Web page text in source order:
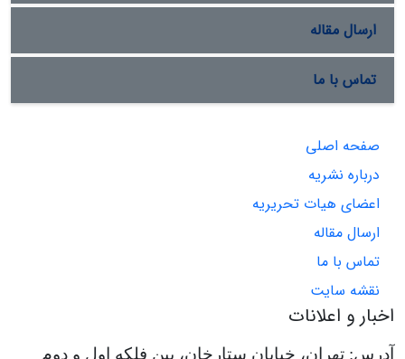
ارسال مقاله
تماس با ما
صفحه اصلی
درباره نشریه
اعضای هیات تحریریه
ارسال مقاله
تماس با ما
نقشه سایت
اخبار و اعلانات
آدرس: تهران، خیابان ستارخان، بین فلکه اول و دوم